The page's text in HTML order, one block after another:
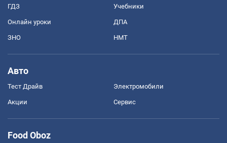
ГДЗ Учебники
Онлайн уроки ДПА
ЗНО НМТ
Авто
Тест Драйв Электромобили
Акции Сервис
Food Oboz